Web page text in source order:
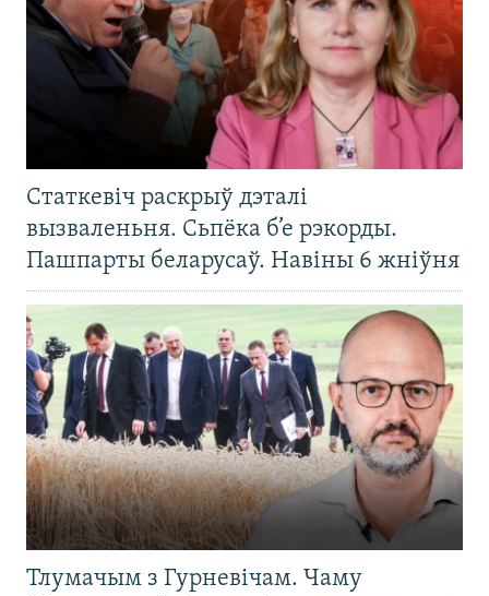
Статкевіч раскрыў дэталі
вызваленьня. Сьпёка б’е рэкорды.
Пашпарты беларусаў. Навіны 6 жніўня
Тлумачым з Гурневічам. Чаму